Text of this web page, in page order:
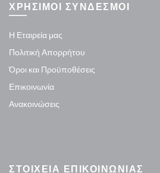
ΧΡΗΣΙΜΟΙ ΣΥΝΔΕΣΜΟΙ
Η Εταιρεία μας
Πολιτική Απορρήτου
Όροι και Προϋποθέσεις
Επικοινωνία
Ανακοινώσεις
ΣΤΟΙΧΕΙΑ ΕΠΙΚΟΙΝΩΝΙΑΣ